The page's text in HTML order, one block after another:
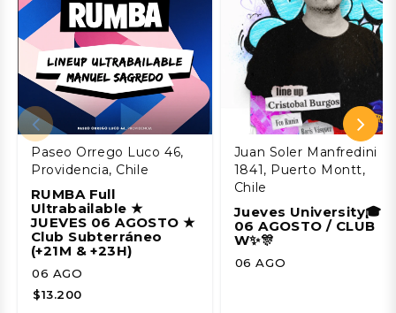
Paseo Orrego Luco 46,
Providencia, Chile
RUMBA Full
Ultrabailable ★
JUEVES 06 AGOSTO ★
Club Subterráneo
(+21M & +23H)
06 AGO
$13.200
Juan Soler Manfredini
1841, Puerto Montt,
Chile
Jueves University🎓
06 AGOSTO / CLUB
W✨🎊
06 AGO